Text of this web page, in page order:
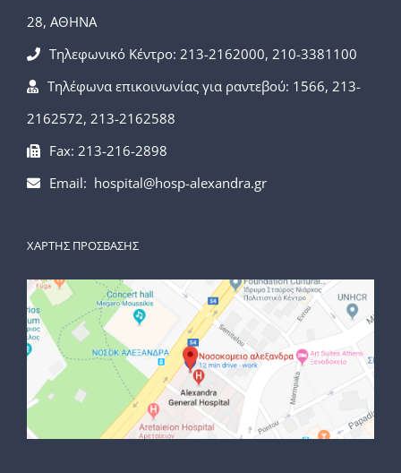
28, ΑΘΗΝΑ
Τηλεφωνικό Κέντρο: 213-2162000, 210-3381100
Τηλέφωνα επικοινωνίας για ραντεβού: 1566, 213-
2162572, 213-2162588
Fax: 213-216-2898
Email: hospital@hosp-alexandra.gr
ΧΑΡΤΗΣ ΠΡΟΣΒΑΣΗΣ